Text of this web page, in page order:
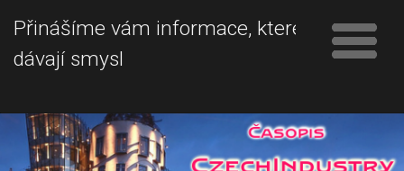
Přinášíme vám informace, které
dávají smysl